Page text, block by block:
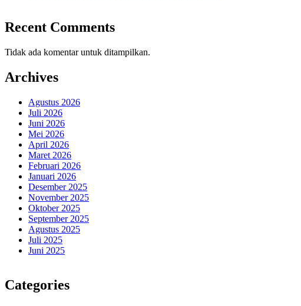
Recent Comments
Tidak ada komentar untuk ditampilkan.
Archives
Agustus 2026
Juli 2026
Juni 2026
Mei 2026
April 2026
Maret 2026
Februari 2026
Januari 2026
Desember 2025
November 2025
Oktober 2025
September 2025
Agustus 2025
Juli 2025
Juni 2025
Categories